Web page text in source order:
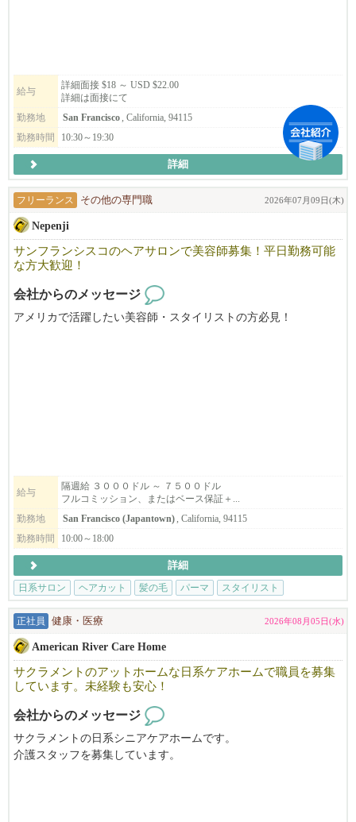
ただける店舗を目指しませんか？
レジュメを添えてご応募ください。皆さまからのご応募を心より
お待ちしております。
給与
詳細面接 $18 ～ USD $22.00
詳細は面接にて
勤務地
San Francisco , California, 94115
勤務時間
10:30～19:30
詳細
フリーランス その他の専門職 2026年07月09日(木)
Nepenji
サンフランシスコのヘアサロンで美容師募集！平日勤務可能
な方大歓迎！
会社からのメッセージ
アメリカで活躍したい美容師・スタイリストの方必見！
すぐに稼げるようになりますよ。
まずはお気軽にご応募ください！
※必ず履歴書を添付の上ご応募ください。書類審査の上ご連絡さ
せて頂きます。
給与
隔週給 ３０００ドル ～ ７５００ドル
フルコミッション、またはベース保証＋...
勤務地
San Francisco (Japantown), California, 94115
勤務時間
10:00～18:00
詳細
日系サロン
ヘアカット 髪の毛 パーマ スタイリスト
正社員 健康・医療 2026年08月05日(水)
American River Care Home
サクラメントのアットホームな日系ケアホームで職員を募集
しています。未経験も安心！
会社からのメッセージ
サクラメントの日系シニアケアホームです。
介護スタッフを募集しています。